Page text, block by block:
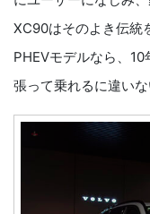
XC90はそのよき伝統
PHEVモデルなら、
張って乗れるに違い